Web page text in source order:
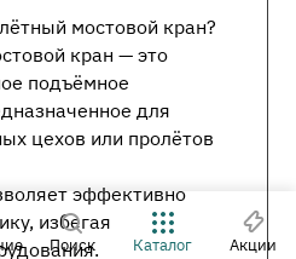
мостовой кран?
кран — это
подъёмное
для
цехов или пролётов
эффективно
избегая
Поиск Каталог Акции